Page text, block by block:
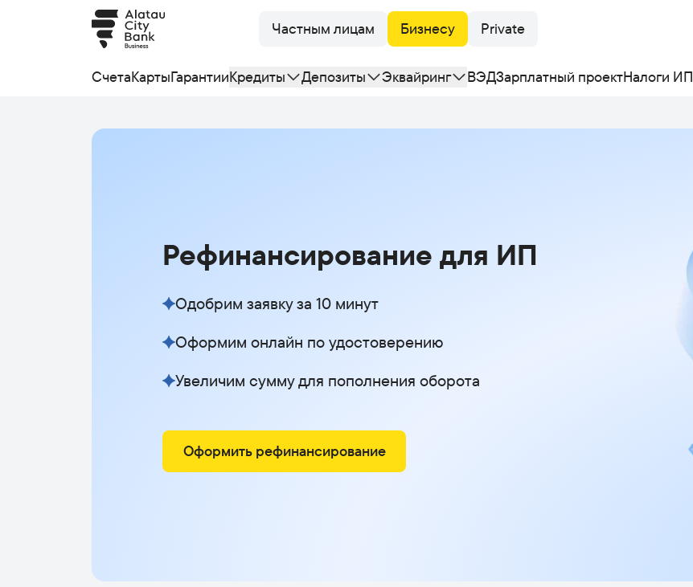
Частным лицам Бизнесу Private
СчетаКартыГарантииКредиты Депозиты Эквайринг ВЭДЗарплатный проектНалоги ИП
Рефинансирование для ИП
Одобрим заявку за 10 минут
Оформим онлайн по удостоверению
Увеличим сумму для пополнения оборота
Оформить рефинансирование